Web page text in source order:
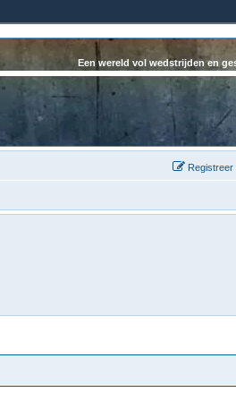
Een wereld vol wedstrijden en
Registreer